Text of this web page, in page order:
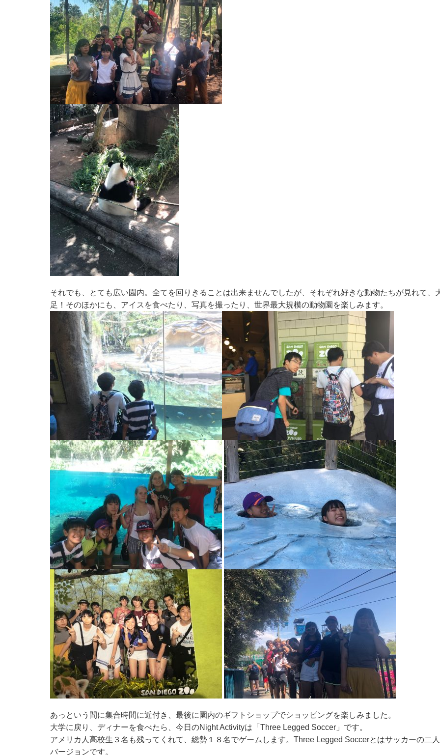
それでも、とても広い園内。全てを回りきることは出来ませんでしたが、それぞれ好きな動物たちが見れて、
足！そのほかにも、アイスを食べたり、写真を撮ったり、世界最大規模の動物園を楽しみます。
あっという間に集合時間に近付き、最後に園内のギフトショップでショッピングを楽しみました。
大学に戻り、ディナーを食べたら、今日のNight Activityは「Three Legged Soccer」です。
アメリカ人高校生３名も残ってくれて、総勢１８名でゲームします。Three Legged Soccerとはサッカーの二
バージョンです。